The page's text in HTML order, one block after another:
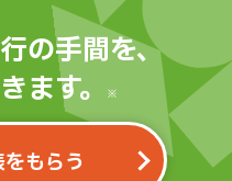
の手間を、
ます。
※
もらう